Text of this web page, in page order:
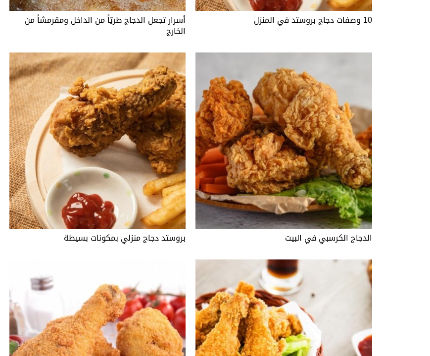
10 وصفات دجاج بروستد في المنزل أسرار تجعل الدجاج طريّاً من الداخل ومقرمشاً من
الخارج
الدجاج الكرسبي في البيت بروستد دجاج منزلي بمكونات بسيطة